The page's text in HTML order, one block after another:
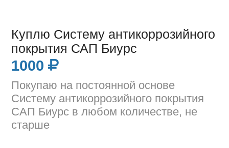
Куплю Систему антикоррозийного
покрытия САП Биурс
1000
Покупаю на постоянной основе
Систему антикоррозийного покрытия
САП Биурс в любом количестве, не
старше